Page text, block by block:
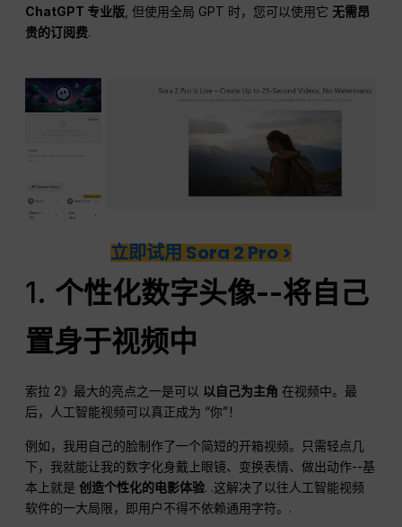
ChatGPT 专业版 , 但使用全局 GPT 时，您可以使用它 无需昂
贵的订阅费.
立即试用 Sora 2 Pro >
1. 个性化数字头像--将自己
置身于视频中
索拉 2》最大的亮点之一是可以 以自己为主角 在视频中。最
后，人工智能视频可以真正成为 “你”！
例如，我用自己的脸制作了一个简短的开箱视频。只需轻点几
下，我就能让我的数字化身戴上眼镜、变换表情、做出动作--基
本上就是创造个性化的电影体验. .这解决了以往人工智能视频
软件的一大局限，即用户不得不依赖通用字符。.